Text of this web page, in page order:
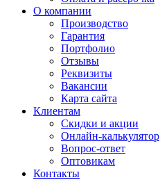
О компании
Производство
Гарантия
Портфолио
Отзывы
Реквизиты
Вакансии
Карта сайта
Клиентам
Скидки и акции
Онлайн-калькулятор
Вопрос-ответ
Оптовикам
Контакты